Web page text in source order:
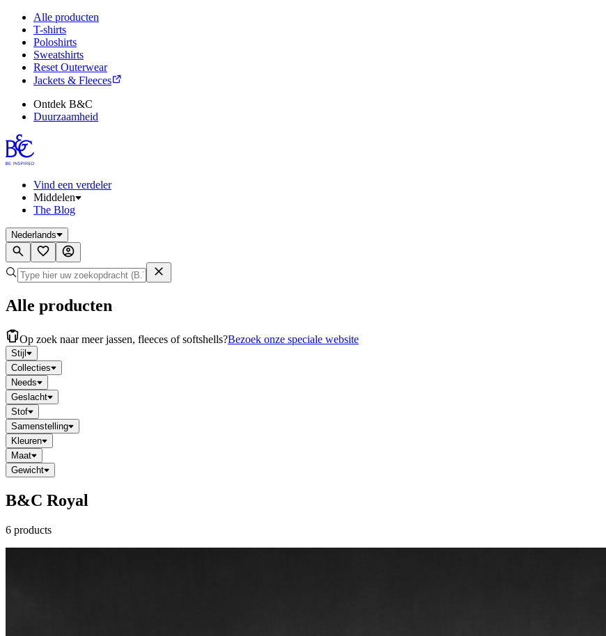
Alle producten
T-shirts
Poloshirts
Sweatshirts
Reset Outerwear
Jackets & Fleeces
Ontdek B&C
Duurzaamheid
Vind een verdeler
Middelen
The Blog
Nederlands
Alle producten
Op zoek naar meer jassen, fleeces of softshells?Bezoek onze speciale website
Stijl
Collecties
Needs
Geslacht
Stof
Samenstelling
Kleuren
Maat
Gewicht
B&C Royal
6 products